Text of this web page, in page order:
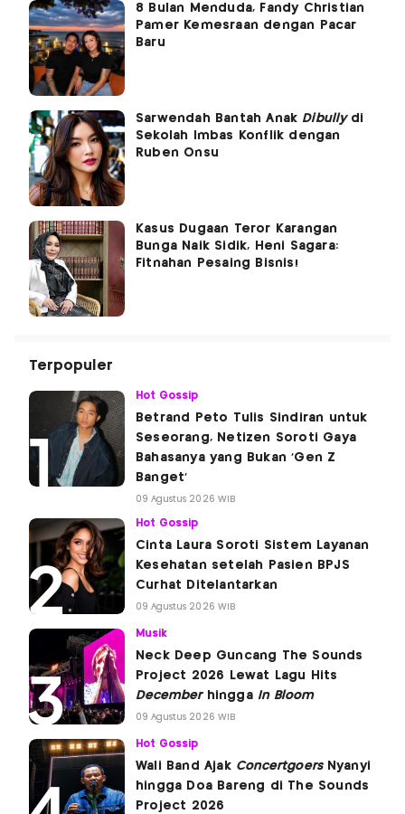
8 Bulan Menduda, Fandy Christian
Pamer Kemesraan dengan Pacar
Baru
Sarwendah Bantah Anak Dibullydi
Sekolah Imbas Konflik dengan
Ruben Onsu
Kasus Dugaan Teror Karangan
Bunga Naik Sidik, Heni Sagara:
Fitnahan Pesaing Bisnis!
Terpopuler
Hot Gossip
Betrand Peto Tulis Sindiran untuk
Seseorang, Netizen Soroti Gaya
Bahasanya yang Bukan 'Gen Z
Banget'
09 Agustus 2026 WIB
Hot Gossip
Cinta Laura Soroti Sistem Layanan
Kesehatan setelah Pasien BPJS
Curhat Ditelantarkan
09 Agustus 2026 WIB
Musik
Neck Deep Guncang The Sounds
Project 2026 Lewat Lagu Hits
Decemberhingga In Bloom
09 Agustus 2026 WIB
Hot Gossip
Wali Band Ajak ConcertgoersNyanyi
hingga Doa Bareng di The Sounds
Project 2026